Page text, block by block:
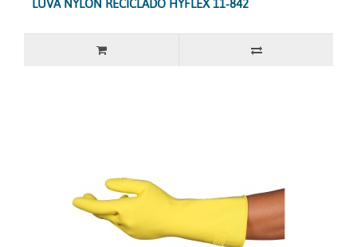
LUVA NYLON RECICLADO HYFLEX 11-842